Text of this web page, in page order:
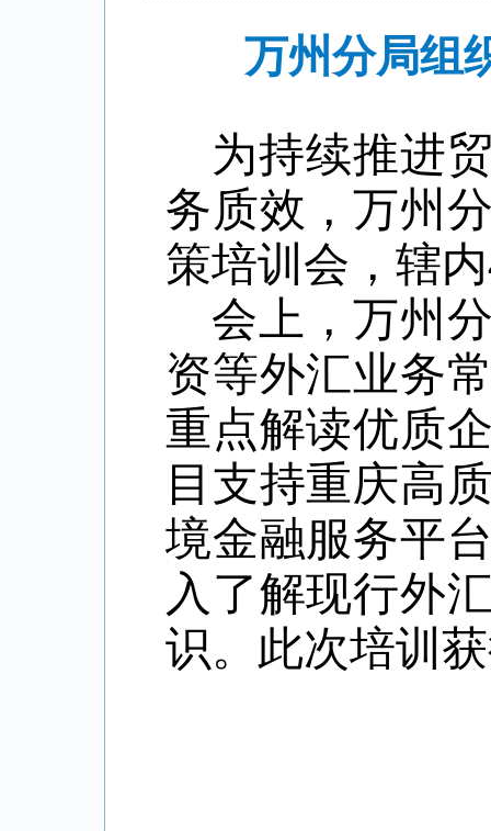
万州分局组
为持续推进
务质效 ，万州
策培训会，辖内
会上，万州
资等外汇业务
重点解读优质
目支持重庆高
境金融服务平
入了解现行外
识。此次培训